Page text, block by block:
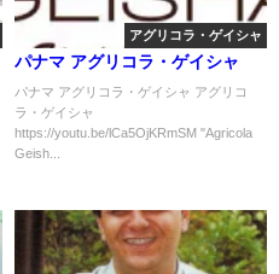
アグリコラ・ゲイシャ
パナマ アグリコラ・ゲイシャ
パナマ アグリコラ・ゲイシャ アグリコ
ラ・ゲイシャ
https://youtu.be/lCa5OjKRmSM "Agricola
Geish...